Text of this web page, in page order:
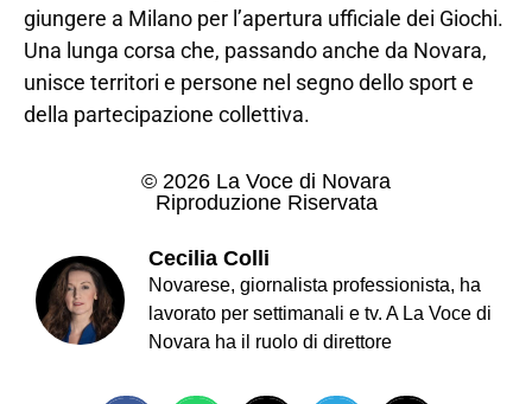
giungere a Milano per l’apertura ufficiale dei Giochi.
Una lunga corsa che, passando anche da Novara,
unisce territori e persone nel segno dello sport e
della partecipazione collettiva.
© 2026 La Voce di Novara
Riproduzione Riservata
Cecilia Colli
Novarese, giornalista professionista, ha
lavorato per settimanali e tv. A La Voce di
Novara ha il ruolo di direttore